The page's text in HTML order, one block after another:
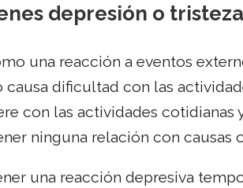
depresión o
una reacción a eventos
dificultad con las
con las actividades cotidianas
ninguna relación con causas
una reacción depresiva